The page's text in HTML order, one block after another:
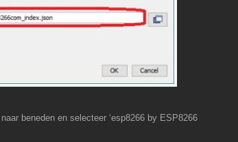
beneden en selecteer ‘esp8266 by ESP8266